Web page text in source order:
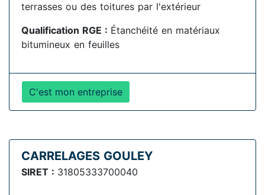
terrasses ou des toitures par l'extérieur
Qualification RGE : Étanchéité en matériaux
bitumineux en feuilles
C'est mon entreprise
CARRELAGES GOULEY
SIRET : 31805333700040